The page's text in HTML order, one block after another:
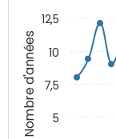
Nombre d'années 5
7,5
10
12,5